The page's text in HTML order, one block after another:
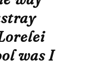
was I